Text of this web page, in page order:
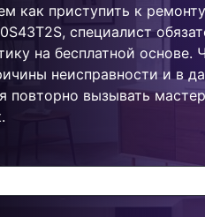
как приступить к
специалист
на бесплатной основе.
неисправности и в
повторно вызывать